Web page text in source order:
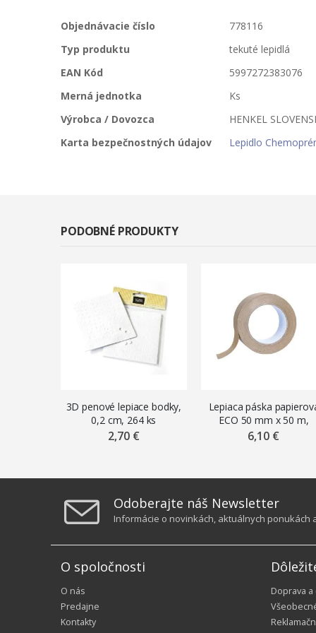
Viac
informácií
Objednávacie číslo
778116
Typ produktu
tekuté lepidlá
EAN Kód
5997272383076
Merná jednotka
Ks
Výrobca / Dovozca
HENKEL
Karta bezpečnostných údajov
Lepidlo
PODOBNÉ PRODUKTY
3D penové lepiace bodky,
0,2 cm, 264 ks
2,70 €
Lepiaca páska
ECO 50 mm x 50 m,
hnedá
6,10 €
Odoberajte náš Newsletter
Informácie o novinkách, aktuálnych ponukách
O spoločnosti
O nás
Predajne
Kontakty
Doprava